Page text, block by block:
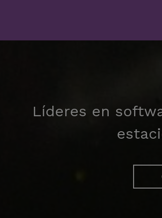
Líderes en